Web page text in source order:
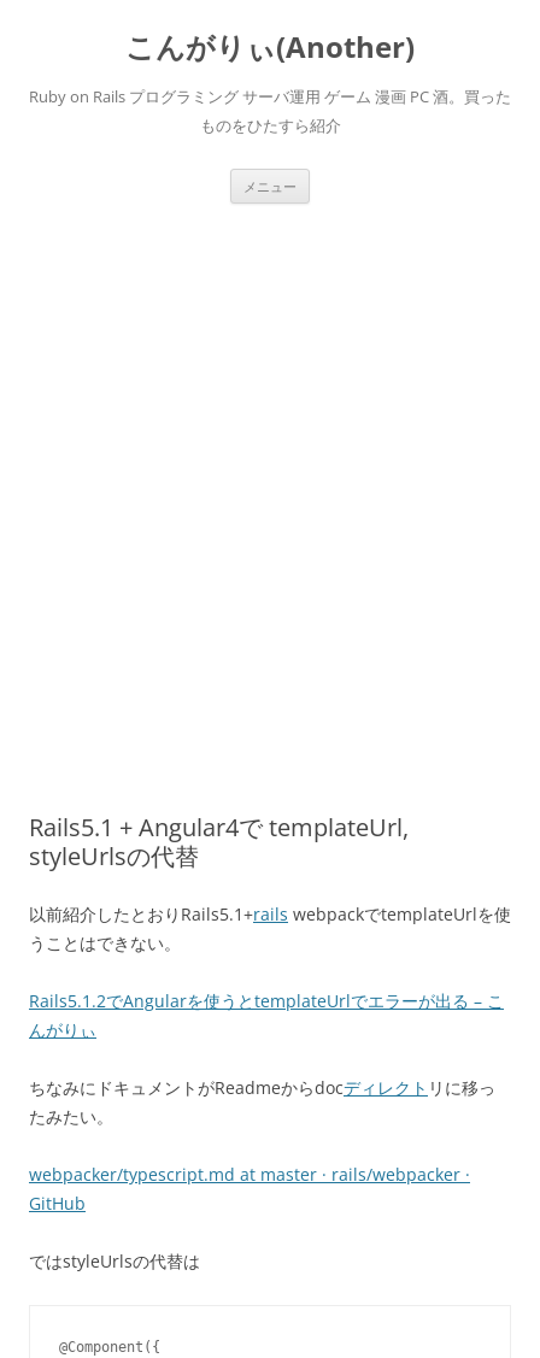
こんがりぃ(Another)
Ruby on Rails プログラミング サーバ運用 ゲーム 漫画 PC 酒。買った
ものをひたすら紹介
メニュー
Rails5.1 + Angular4で templateUrl,
styleUrlsの代替
以前紹介したとおりRails5.1+rails webpackでtemplateUrlを使
うことはできない。
Rails5.1.2でAngularを使うとtemplateUrlでエラーが出る – こ
んがりぃ
ちなみにドキュメントがReadmeからdocディレクト リに移っ
たみたい。
webpacker/typescript.md at master · rails/webpacker ·
GitHub
ではstyleUrlsの代替は
@Component ( {